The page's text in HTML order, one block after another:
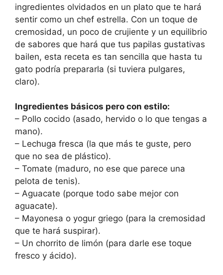
ingredientes olvidados en un plato que te hará
sentir como un chef estrella. Con un toque de
cremosidad, un poco de crujiente y un equilibrio
de sabores que hará que tus papilas gustativas
bailen, esta receta es tan sencilla que hasta tu
gato podría prepararla (si tuviera pulgares,
claro).
Ingredientes básicos pero con estilo:
– Pollo cocido (asado, hervido o lo que tengas a
mano).
– Lechuga fresca (la que más te guste, pero
que no sea de plástico).
– Tomate (maduro, no ese que parece una
pelota de tenis).
– Aguacate (porque todo sabe mejor con
aguacate).
– Mayonesa o yogur griego (para la cremosidad
que te hará suspirar).
– Un chorrito de limón (para darle ese toque
fresco y ácido).